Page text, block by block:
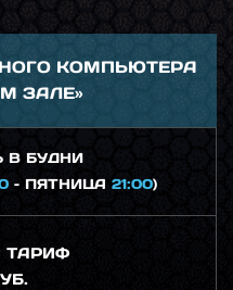
КОМПЬЮТЕРА
ЗАЛЕ»
В БУДНИ
– ПЯТНИЦА 21:00)
ТАРИФ